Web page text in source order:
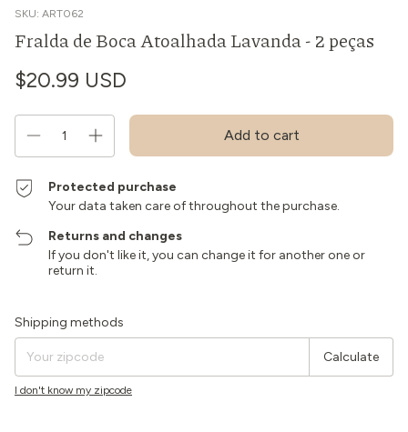
SKU: ART062
Fralda de Boca Atoalhada Lavanda - 2 peças
$20.99 USD
Protected purchase
Your data taken care of throughout the purchase.
Returns and changes
If you don't like it, you can change it for another one or
return it.
Shipping for zipcode:
Shipping methods
Calculate
I don't know my zipcode